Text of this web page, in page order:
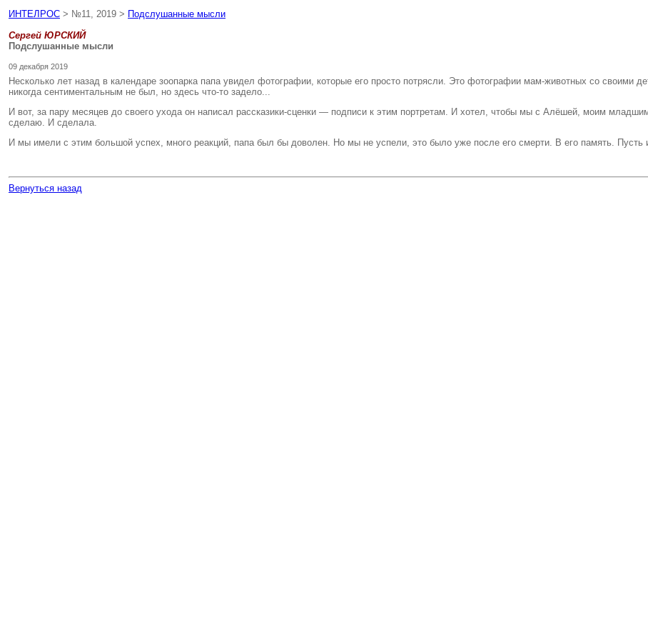
ИНТЕЛРОС > №11, 2019 > Подслушанные мысли
Сергей ЮРСКИЙ
Подслушанные мысли
09 декабря 2019
Несколько лет назад в календаре зоопарка папа увидел фотографии, которые его просто потрясли. Это фотографии мам-животных со своими
никогда сентиментальным не был, но здесь что-то задело...
И вот, за пару месяцев до своего ухода он написал рассказики-сценки — подписи к этим портретам. И хотел, чтобы мы с Алёшей, моим
сделаю. И сделала.
И мы имели с этим большой успех, много реакций, папа был бы доволен. Но мы не успели, это было уже после его смерти. В его память. Пусть
Вернуться назад